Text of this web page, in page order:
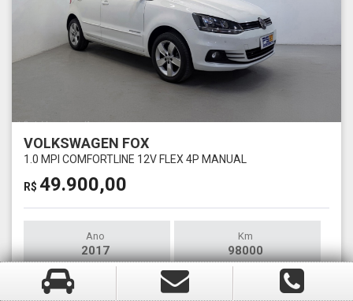
VOLKSWAGEN FOX
1.0 MPI COMFORTLINE 12V FLEX 4P MANUAL
R$ 49.900,00
Ano
2017
Km
98000